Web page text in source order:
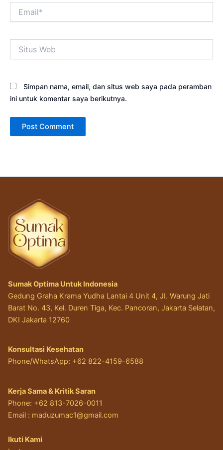
Web
Simpan nama, email, dan situs web saya pada peramban
ini untuk komentar saya berikutnya.
Sumak Optima Untuk Indonesia
Gedung Graha Krama Yudha Lantai 4 Unit 4, JI. Warung Jati
Barat No. 43, Kel. Duren Tiga, Kec. Pancoran, Jakarta Selatan,
DKI Jakarta 12760
Konsultasi Kesehatan
Phone/WhatsApp: +62 822-4159-6588
Kerja Sama & Kritik Saran
Phone: +62 813-7026-0011
Email : maduzumac1@gmail.com
Ikuti Kami